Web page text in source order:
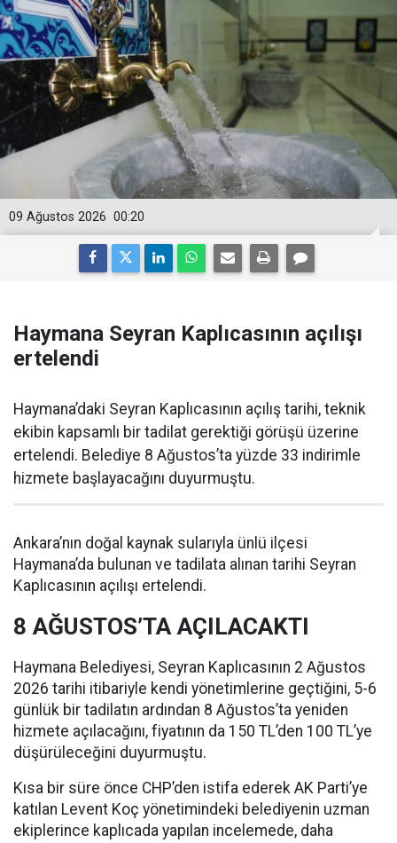
00:20
09 Ağustos 2026
Haymana Seyran Kaplıcasının açılışı
ertelendi
Haymana’daki Seyran Kaplıcasının açılış tarihi, teknik
ekibin kapsamlı bir tadilat gerektiği görüşü üzerine
ertelendi. Belediye 8 Ağustos’ta yüzde 33 indirimle
hizmete başlayacağını duyurmuştu.
Ankara’nın doğal kaynak sularıyla ünlü ilçesi
Haymana’da bulunan ve tadilata alınan tarihi Seyran
Kaplıcasının açılışı ertelendi.
8 AĞUSTOS’TA AÇILACAKTI
Haymana Belediyesi, Seyran Kaplıcasının 2 Ağustos
2026 tarihi itibariyle kendi yönetimlerine geçtiğini, 5-6
günlük bir tadilatın ardından 8 Ağustos’ta yeniden
hizmete açılacağını, fiyatının da 150 TL’den 100 TL’ye
düşürüleceğini duyurmuştu.
Kısa bir süre önce CHP’den istifa ederek AK Parti’ye
katılan Levent Koç yönetimindeki belediyenin uzman
ekiplerince kaplıcada yapılan incelemede, daha